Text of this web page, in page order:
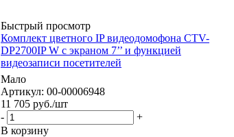
Быстрый просмотр
Комплект цветного IP видеодомофона CTV-
DP2700IP W с экраном 7’’ и функцией
видеозаписи посетителей
Мало
Артикул: 00-00006948
11 705 руб./шт
-
+
В корзину